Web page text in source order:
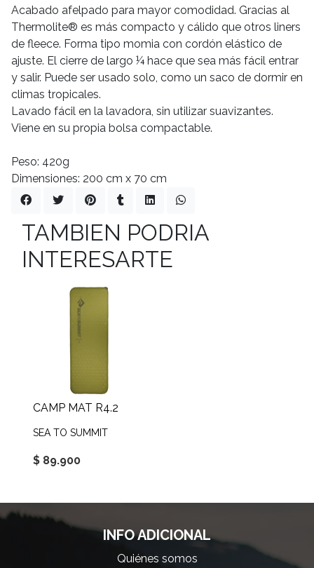
Acabado afelpado para mayor comodidad. Gracias al
Thermolite® es más compacto y cálido que otros liners
de fleece. Forma tipo momia con cordón elástico de
ajuste. El cierre de largo ¼ hace que sea más fácil entrar
y salir. Puede ser usado solo, como un saco de dormir en
climas tropicales.
Lavado fácil en la lavadora, sin utilizar suavizantes.
Viene en su propia bolsa compactable.
Peso: 420g
Dimensiones: 200 cm x 70 cm
TAMBIEN PODRIA
INTERESARTE
CAMP MAT R4.2
SEA TO SUMMIT
$ 89.900
INFO ADICIONAL
Quiénes somos